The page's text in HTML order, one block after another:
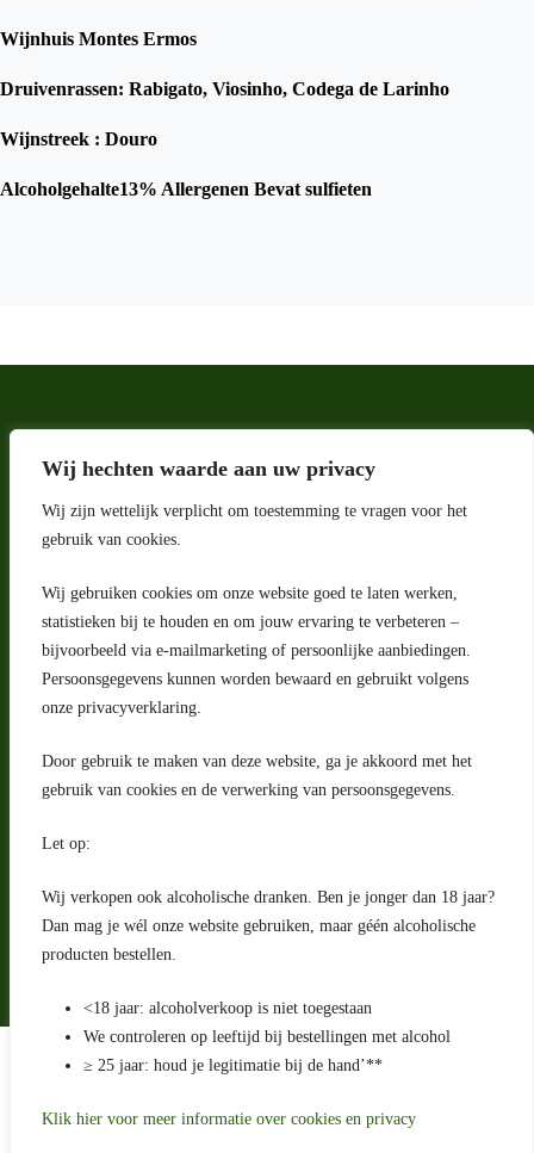
Wij hechten waarde aan uw privacy
Wij zijn wettelijk verplicht om toestemming te vragen voor het
gebruik van cookies.
Wij gebruiken cookies om onze website goed te laten werken,
statistieken bij te houden en om jouw ervaring te verbeteren –
bijvoorbeeld via e-mailmarketing of persoonlijke aanbiedingen.
Persoonsgegevens kunnen worden bewaard en gebruikt volgens
onze privacyverklaring.
Door gebruik te maken van deze website, ga je akkoord met het
gebruik van cookies en de verwerking van persoonsgegevens.
Let op:
Wij verkopen ook alcoholische dranken. Ben je jonger dan 18 jaar?
Dan mag je wél onze website gebruiken, maar géén alcoholische
producten bestellen.
<18 jaar: alcoholverkoop is niet toegestaan
We controleren op leeftijd bij bestellingen met alcohol
≥ 25 jaar: houd je legitimatie bij de hand’**
Klik hier voor meer informatie over cookies en privacy
Wijnhuis Montes Ermos
Druivenrassen: Rabigato, Viosinho, Codega de Larinho
Wijnstreek : Douro
Alcoholgehalte13% Allergenen Bevat sulfieten
Adres
Riga 4 E
2993 LW Barendrecht
Nederland
Contact
klantenservice@portugeseproducten.nl
Facebook
Herroepingsrecht
Bij bezorging van alcoholhoudende dranken voert de bezorger
Algemene voorwaarden
Betaling en levering